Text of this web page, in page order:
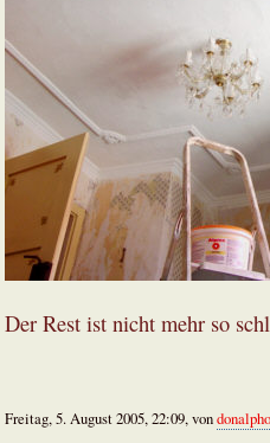
Der Rest ist nicht mehr so
Freitag, 5. August 2005, 22:09, von